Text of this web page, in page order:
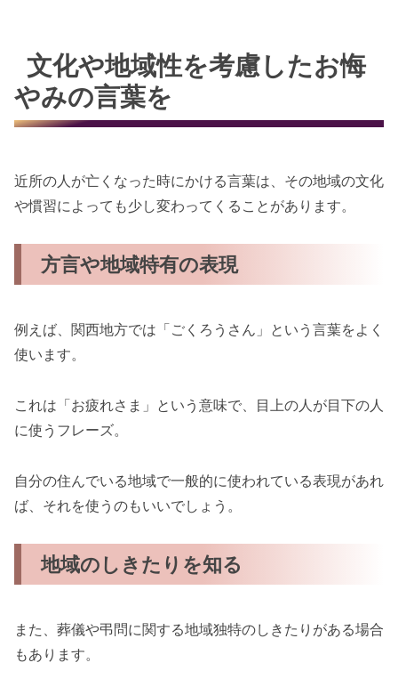
文化や地域性を考慮したお悔
やみの言葉を
近所の人が亡くなった時にかける言葉は、その地域の文化
や慣習によっても少し変わってくることがあります。
方言や地域特有の表現
例えば、関西地方では「ごくろうさん」という言葉をよく
使います。
これは「お疲れさま」という意味で、目上の人が目下の人
に使うフレーズ。
自分の住んでいる地域で一般的に使われている表現があれ
ば、それを使うのもいいでしょう。
地域のしきたりを知る
また、葬儀や弔問に関する地域独特のしきたりがある場合
もあります。